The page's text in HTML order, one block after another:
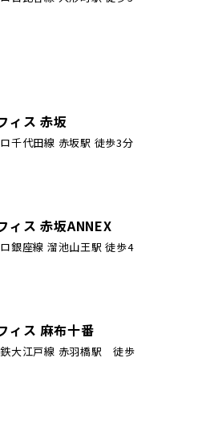
ィス 赤坂
千代田線 赤坂駅 徒歩3分
ィス 赤坂ANNEX
銀座線 溜池山王駅 徒歩4
ィス 麻布十番
大江戸線 赤羽橋駅 徒歩